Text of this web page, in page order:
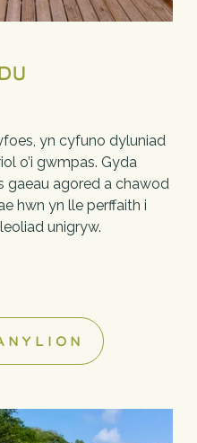
yn cyfuno dyluniad
o’i gwmpas. Gyda
gaeau agored a chawod
hwn yn lle perffaith i
unigryw.